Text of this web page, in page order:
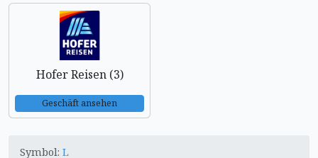
Hofer Reisen (3)
Geschäft ansehen
Symbol: L